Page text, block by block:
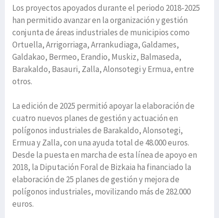
Los proyectos apoyados durante el periodo 2018-2025
han permitido avanzar en la organización y gestión
conjunta de áreas industriales de municipios como
Ortuella, Arrigorriaga, Arrankudiaga, Galdames,
Galdakao, Bermeo, Erandio, Muskiz, Balmaseda,
Barakaldo, Basauri, Zalla, Alonsotegi y Ermua, entre
otros.
La edición de 2025 permitió apoyar la elaboración de
cuatro nuevos planes de gestión y actuación en
polígonos industriales de Barakaldo, Alonsotegi,
Ermua y Zalla, con una ayuda total de 48.000 euros.
Desde la puesta en marcha de esta línea de apoyo en
2018, la Diputación Foral de Bizkaia ha financiado la
elaboración de 25 planes de gestión y mejora de
polígonos industriales, movilizando más de 282.000
euros.